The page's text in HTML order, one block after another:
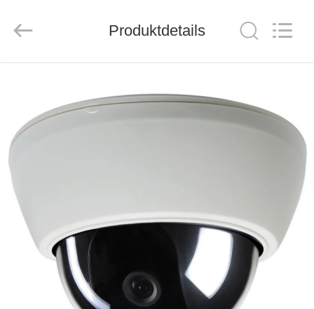
PRODUKTE
ÜBER
UNS
FABRIK-
AUSFLUG
QUALITÄTSKONTROLLE
LTD.
Produktdetails